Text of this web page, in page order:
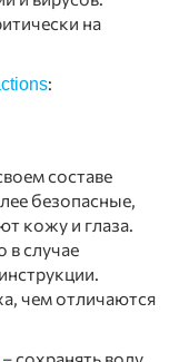
на
:
составе
безопасные,
кожу и глаза.
в случае
чем отличаются